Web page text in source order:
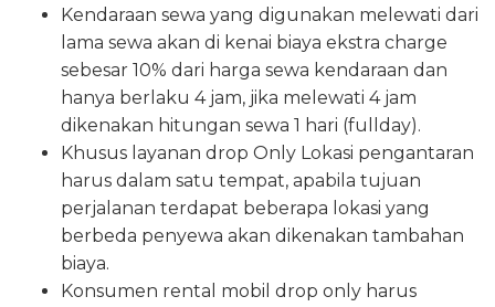
Kendaraan sewa yang digunakan melewati dari
lama sewa akan di kenai biaya ekstra charge
sebesar 10% dari harga sewa kendaraan dan
hanya berlaku 4 jam, jika melewati 4 jam
dikenakan hitungan sewa 1 hari (fullday).
Khusus layanan drop Only Lokasi pengantaran
harus dalam satu tempat, apabila tujuan
perjalanan terdapat beberapa lokasi yang
berbeda penyewa akan dikenakan tambahan
biaya.
Konsumen rental mobil drop only harus